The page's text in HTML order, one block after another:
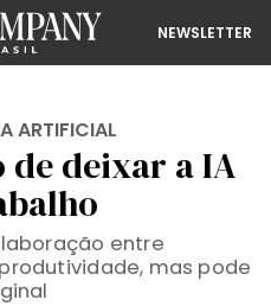
NEWSLETTER
ARTIFICIAL
deixar a IA
entre
mas pode